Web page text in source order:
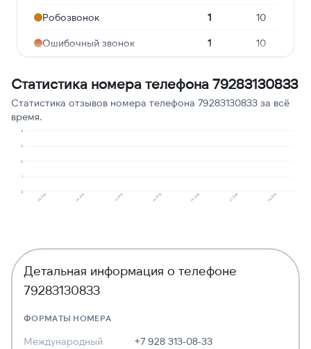
Робозвонок 1 10
Ошибочный звонок 1 10
сервисов
1 10
Статистика номера телефона 79283130833
Статистика отзывов номера телефона 79283130833 за всё
время.
0
1
2
3
4
08.2025 09.2025 10.2025 02.2026 04.2026 07.2026 08.2026
Детальная информация о телефоне
79283130833
ФОРМАТЫ НОМЕРА
Международный +7 928 313-08-33